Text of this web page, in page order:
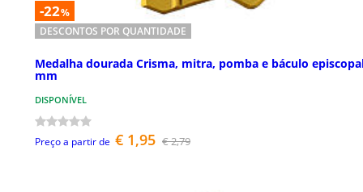
-22%
DESCONTOS POR QUANTIDADE
Medalha dourada Crisma, mitra, pomba e báculo
mm
DISPONÍVEL
Preço a partir de € 1,95 € 2,79